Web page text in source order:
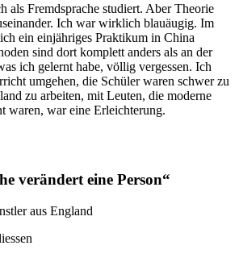
als Fremdsprache studiert. Aber Theorie
Ich war wirklich blauäugig. Im
ein einjähriges Praktikum in China
sind dort komplett anders als an der
ich gelernt habe, völlig vergessen. Ich
umgehen, die Schüler waren schwer zu
zu arbeiten, mit Leuten, die moderne
waren, war eine Erleichterung.
verändert eine Person
aus England